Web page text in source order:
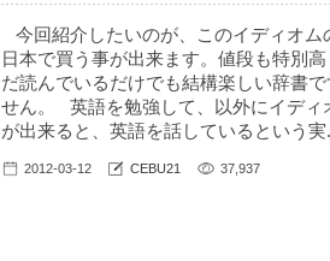
今回紹介したいのが、このイディオム
日本で買う事が出来ます。値段も特別
だ読んでいるだけでも結構楽しい辞書
せん。 英語を勉強して、以外にイディ
が出来ると、英語を話しているという実
2012-03-12 CEBU21 37,937